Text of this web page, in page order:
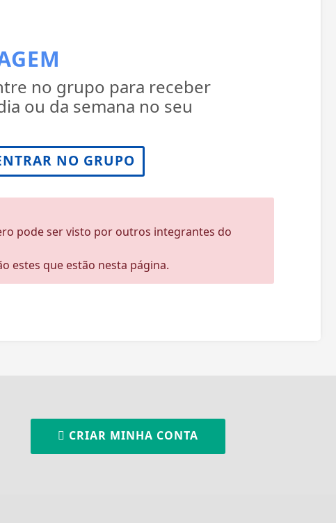
no grupo para receber
ou da semana no seu
NO GRUPO
pode ser visto por outros integrantes do
estes que estão nesta página.
CRIAR MINHA CONTA